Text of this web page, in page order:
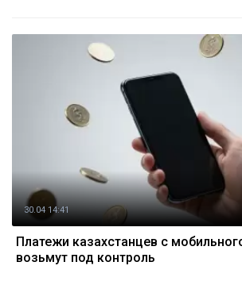
30.04 14:41
Платежи казахстанцев с
возьмут под контроль